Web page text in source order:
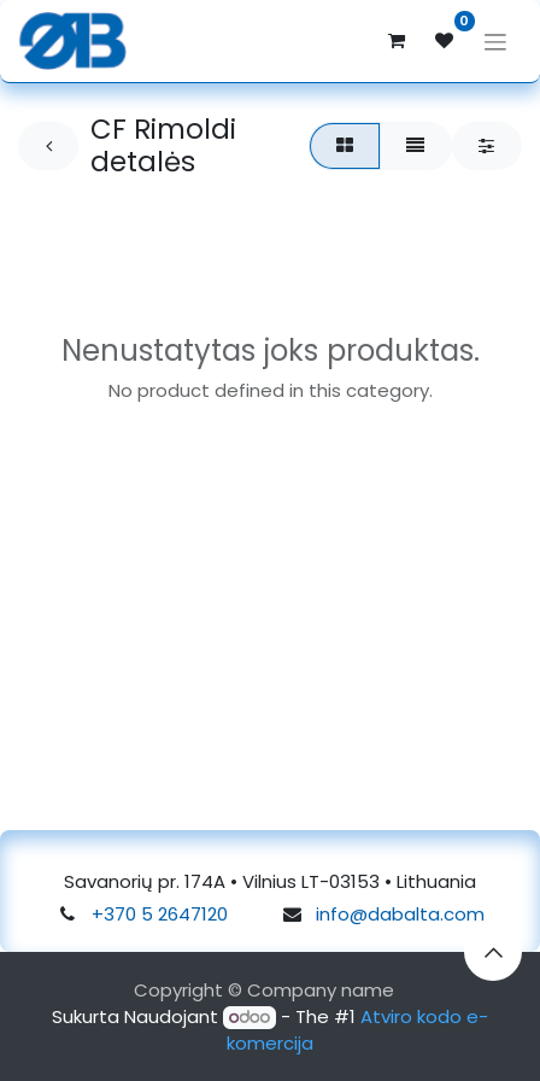
0
CF Rimoldi
detalės
Nenustatytas joks produktas.
No product defined in this category.
Savanorių pr. 174A • Vilnius LT-03153 • Lithuania
+370 5 2647120
info@dabalta.com
Copyright © Company name
Sukurta Naudojant
- The #1 Atviro kodo e-
komercija